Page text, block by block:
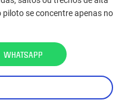
se concentre apenas no
WHATSAPP